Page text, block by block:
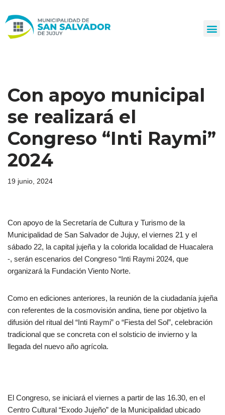
al
Con apoyo municipal
se realizará el
Congreso “Inti Raymi”
2024
19 junio, 2024
Con apoyo de la Secretaría de Cultura y Turismo de la
Municipalidad de San Salvador de Jujuy, el viernes 21 y el
sábado 22, la capital jujeña y la colorida localidad de Huacalera
-, serán escenarios del Congreso “Inti Raymi 2024, que
organizará la Fundación Viento Norte.
Como en ediciones anteriores, la reunión de la ciudadanía jujeña
con referentes de la cosmovisión andina, tiene por objetivo la
difusión del ritual del “Inti Raymi” o “Fiesta del Sol”, celebración
tradicional que se concreta con el solsticio de invierno y la
llegada del nuevo año agrícola.
El Congreso, se iniciará el viernes a partir de las 16.30, en el
Centro Cultural “Exodo Jujeño” de la Municipalidad ubicado